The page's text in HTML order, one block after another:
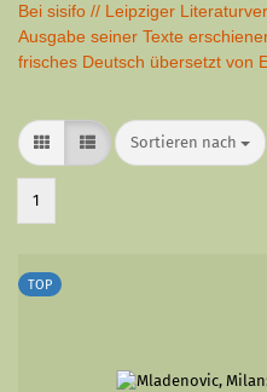
Bei sisifo // Leipziger
Ausgabe seiner Texte
frisches Deutsch übersetzt von
Sortieren nach
Sortieren nach
1
TOP